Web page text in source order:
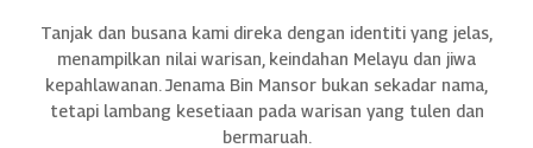
Tanjak dan busana kami direka dengan identiti yang jelas,
menampilkan nilai warisan, keindahan Melayu dan jiwa
kepahlawanan. Jenama Bin Mansor bukan sekadar nama,
tetapi lambang kesetiaan pada warisan yang tulen dan
bermaruah.